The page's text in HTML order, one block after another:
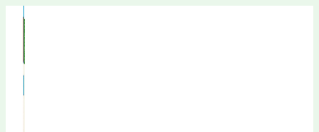
содержимому